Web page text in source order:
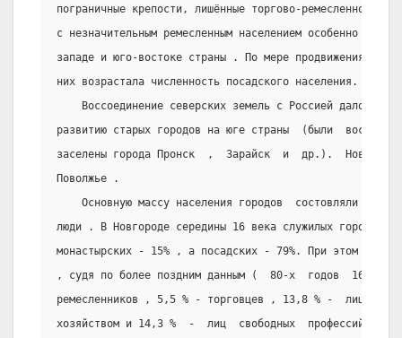
пограничные крепости, лишённые торгово-ремесленного
с незначительным ремесленным населением особенно
западе и юго-востоке страны . По мере продвижения
них возрастала численность посадского населения.
Воссоединение северских земель с Россией дало
развитию старых городов на юге страны  (были
заселены города Пронск  ,  Зарайск  и  др.).  Новые
Поволжье .
Основную массу населения городов  состовляли
люди . В Новгороде середины 16 века служилых городов
монастырских - 15% , а посадских - 79%. При этом среди
, судя по более поздним данным (  80-х  годов  16
ремесленников , 5,5 % - торговцев , 13,8 % -  лиц  ,
хозяйством и 14,3 %  -  лиц  свободных  профессий  ,  а